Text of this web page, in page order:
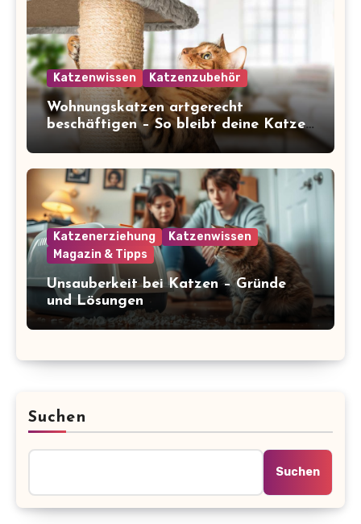
Katzenwissen Katzenzubehör
Wohnungskatzen artgerecht
beschäftigen – So bleibt deine Katze
glücklich und gesund
Katzenerziehung
Katzenwissen
Magazin & Tipps
Unsauberkeit bei Katzen – Gründe
und Lösungen
Suchen
Suchen